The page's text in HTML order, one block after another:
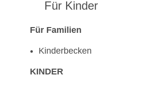
Für Kinder
Für Familien
Kinderbecken
KINDER